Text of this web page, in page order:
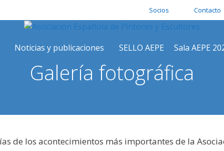
Socios Contacto
Noticias y publicaciones SELLO AEPE Sala AEPE
Galería fotográfica
de los acontecimientos más importantes de la